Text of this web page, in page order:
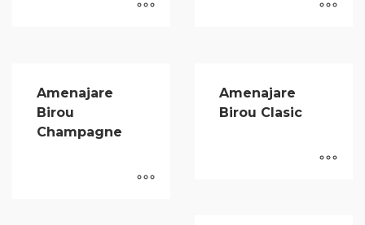
Amenajare
Birou
Champagne
Amenajare
Birou Clasic